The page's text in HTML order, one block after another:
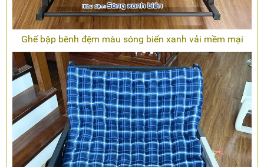
Ghế bập bênh đệm màu sóng biển xanh vải mềm mại